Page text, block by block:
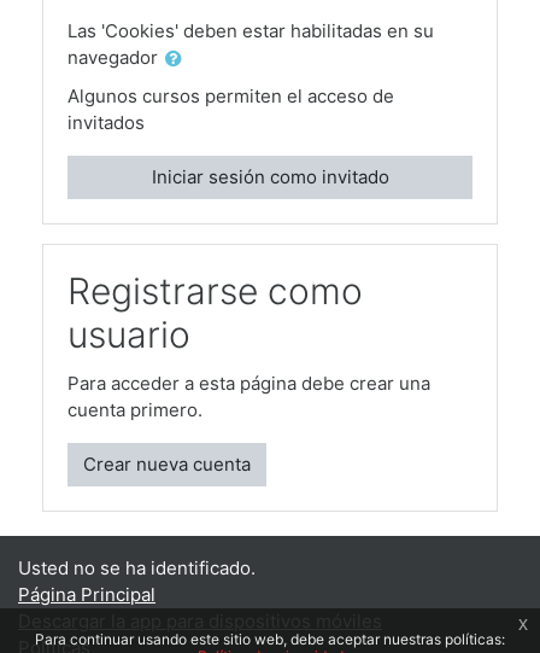
Las 'Cookies' deben estar habilitadas en su
navegador
Algunos cursos permiten el acceso de
invitados
Iniciar sesión como invitado
Registrarse como
usuario
Para acceder a esta página debe crear una
cuenta primero.
Crear nueva cuenta
Usted no se ha identificado.
Página Principal
Políticas
Para continuar usando este sitio web, debe aceptar nuestras políticas:
x